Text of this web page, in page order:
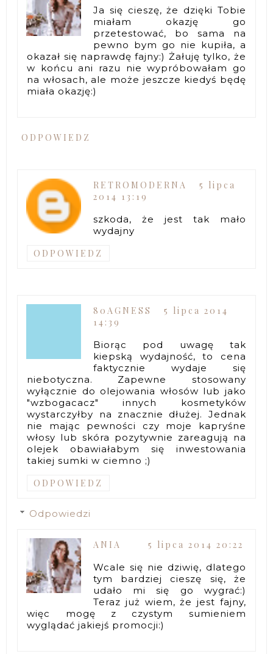
Ja się cieszę, że dzięki Tobie
miałam okazję go
przetestować, bo sama na
pewno bym go nie kupiła, a
okazał się naprawdę fajny:) Żałuję tylko, że
w końcu ani razu nie wypróbowałam go
na włosach, ale może jeszcze kiedyś będę
miała okazję:)
ODPOWIEDZ
RETROMODERNA
5 lipca
2014 13:19
szkoda, że jest tak mało
wydajny
ODPOWIEDZ
80AGNESS
5 lipca 2014
14:39
Biorąc pod uwagę tak
kiepską wydajność, to cena
faktycznie wydaje się
niebotyczna. Zapewne stosowany
wyłącznie do olejowania włosów lub jako
"wzbogacacz" innych kosmetyków
wystarczyłby na znacznie dłużej. Jednak
nie mając pewności czy moje kapryśne
włosy lub skóra pozytywnie zareagują na
olejek obawiałabym się inwestowania
takiej sumki w ciemno ;)
ODPOWIEDZ
Odpowiedzi
ANIA
5 lipca 2014 20:22
Wcale się nie dziwię, dlatego
tym bardziej cieszę się, że
udało mi się go wygrać:)
Teraz już wiem, że jest fajny,
więc mogę z czystym sumieniem
wyglądać jakiejś promocji:)